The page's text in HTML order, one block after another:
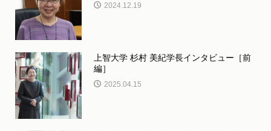
2024.12.19
上智大学 杉村 美紀学長インタビュー［前
編］
2025.04.15